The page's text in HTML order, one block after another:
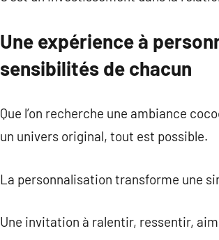
Une expérience à
sensibilités de chacun
Que l’on recherche une ambiance
un univers original, tout est possible.
La personnalisation transforme une
Une invitation à ralentir, ressentir,